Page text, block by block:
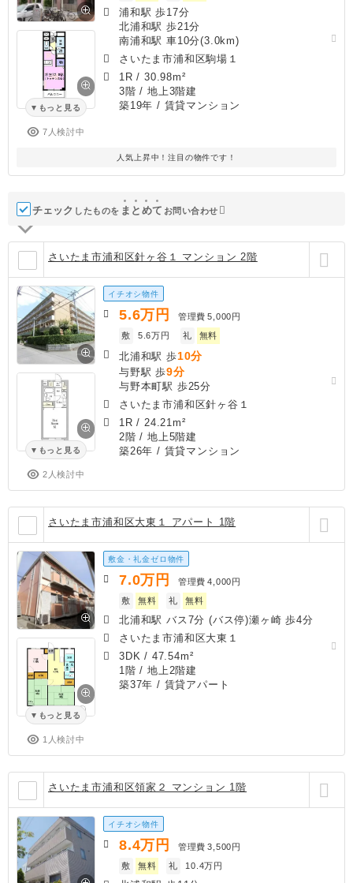
もっと見る
7人検討中
浦和駅 歩17分
北浦和駅 歩21分
南浦和駅 車10分(3.0km)
さいたま市浦和区駒場１
1R /30.98m²
3階 / 地上3階建
築19年 / 賃貸マンション
人気上昇中！注目の物件です！
チェック したものを ま と めて お問い合わせ
さいたま市浦和区針ヶ谷１ マンション 2階
もっと見る
2人検討中
イチオシ物件
5.6万円 管理費 5,000円
敷
5.6万円 礼 無料
北浦和駅 歩10分
与野駅 歩9分
与野本町駅 歩25分
さいたま市浦和区針ヶ谷１
1R / 24.21m²
2階 / 地上5階建
築26年 / 賃貸マンション
さいたま市浦和区大東１ アパート 1階
もっと見る
1人検討中
敷金・礼金ゼロ物件
7.0万円 管理費 4,000円
敷
無料 礼 無料
北浦和駅 バス7分 (バス停)瀬ヶ崎 歩4分
さいたま市浦和区大東１
3DK / 47.54m²
1階 / 地上2階建
築37年 / 賃貸アパート
さいたま市浦和区領家２ マンション 1階
イチオシ物件
8.4万円 管理費 3,500円
敷
無料 礼 10.4万円